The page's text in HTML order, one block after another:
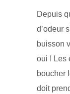
Depuis
d’odeur
buisson
oui ! Les
boucher
doit